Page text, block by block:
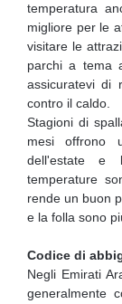
temperatura
migliore per le
visitare le
parchi a tema
assicuratevi di
contro il caldo.
Stagioni di
mesi offrono
dell'estate e
temperature
rende un buon
e la folla sono
Codice di
Negli Emirati
generalmente